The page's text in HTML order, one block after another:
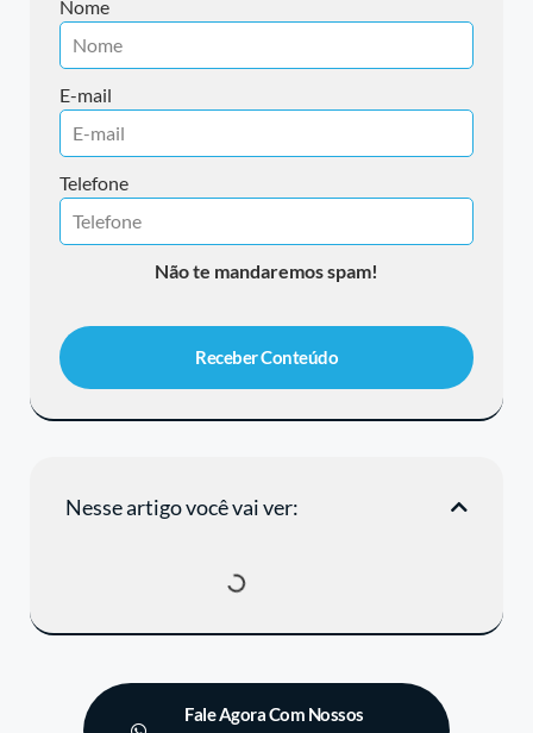
Nome
E-mail
Telefone
Não te mandaremos spam!
Receber Conteúdo
Nesse artigo você vai ver:
Fale Agora Com Nossos